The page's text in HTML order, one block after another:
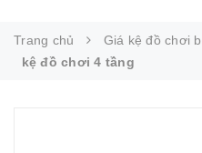
Trang chủ
Giá kệ đồ chơi
kệ đồ chơi 4 tầng